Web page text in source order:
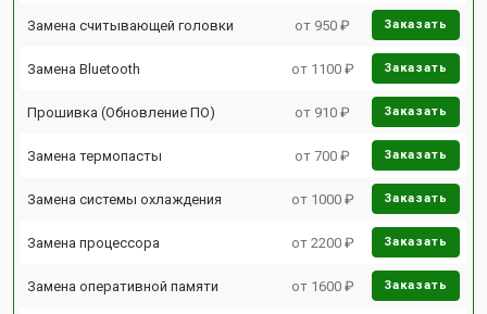
Замена считывающей головки от 950 ₽ Заказать
Замена Bluetooth от 1100 ₽ Заказать
Прошивка (Обновление ПО) от 910 ₽ Заказать
Замена термопасты от 700 ₽ Заказать
Замена системы охлаждения от 1000 ₽ Заказать
Замена процессора от 2200 ₽ Заказать
Замена оперативной памяти от 1600 ₽ Заказать